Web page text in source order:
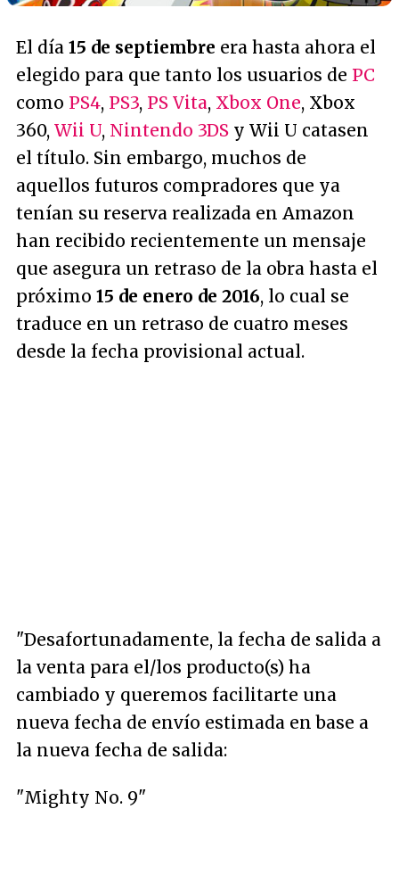
El día 15 de septiembre era hasta ahora el
elegido para que tanto los usuarios de PC
como PS4, PS3, PS Vita, Xbox One, Xbox
360, Wii U, Nintendo 3DS y Wii U catasen
el título. Sin embargo, muchos de
aquellos futuros compradores que ya
tenían su reserva realizada en Amazon
han recibido recientemente un mensaje
que asegura un retraso de la obra hasta el
próximo 15 de enero de 2016, lo cual se
traduce en un retraso de cuatro meses
desde la fecha provisional actual.
"Desafortunadamente, la fecha de salida a
la venta para el/los producto(s) ha
cambiado y queremos facilitarte una
nueva fecha de envío estimada en base a
la nueva fecha de salida:
"Mighty No. 9"